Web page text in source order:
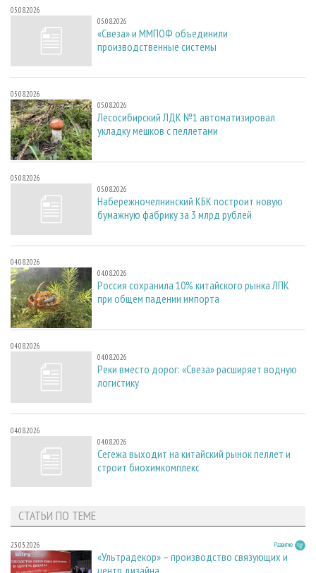
05.08.2026
05.08.2026
«Свеза» и ММПОФ объединили
производственные системы
05.08.2026
05.08.2026
Лесосибирский ЛДК №1 автоматизировал
укладку мешков с пеллетами
05.08.2026
05.08.2026
Набережночелнинский КБК построит новую
бумажную фабрику за 3 млрд рублей
04.08.2026
04.08.2026
Россия сохранила 10% китайского рынка ЛПК
при общем падении импорта
04.08.2026
04.08.2026
Реки вместо дорог: «Свеза» расширяет водную
логистику
04.08.2026
04.08.2026
Сегежа выходит на китайский рынок пеллет и
строит биохимкомплекс
СТАТЬИ ПО ТЕМЕ
23.03.2026 Развитие
«Ультрадекор» – производство связующих и